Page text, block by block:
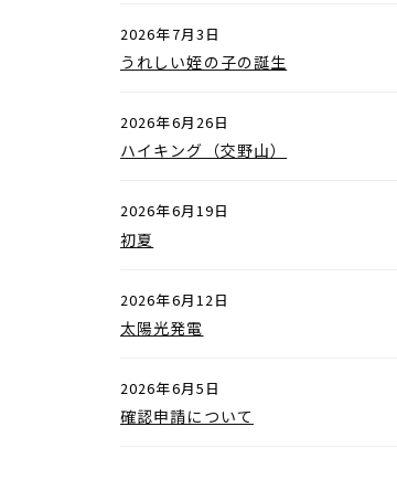
2026年7月3日
うれしい姪の子の誕生
2026年6月26日
ハイキング（交野山）
2026年6月19日
初夏
2026年6月12日
太陽光発電
2026年6月5日
確認申請について